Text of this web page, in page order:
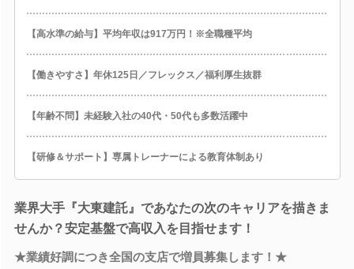
【高水準の給与】平均年収は917万円！※全職種平均
【働きやすさ】年休125日／フレックス／福利厚生抜群
【年齢不問】未経験入社の40代・50代も多数活躍中
【研修＆サポート】専属トレーナーによる教育体制あり
業界大手『大東建託』であなたの次のキャリアを描きま
せんか？安定基盤で高収入を目指せます！
★業績好調につき全国の支店で増員募集します！★